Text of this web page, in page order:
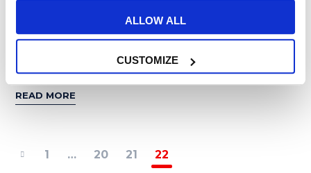
ALLOW ALL
CUSTOMIZE
Black Mirror: il divertente,
stravagante, tragico, prossimo
READ MORE
1 … 20 21 22